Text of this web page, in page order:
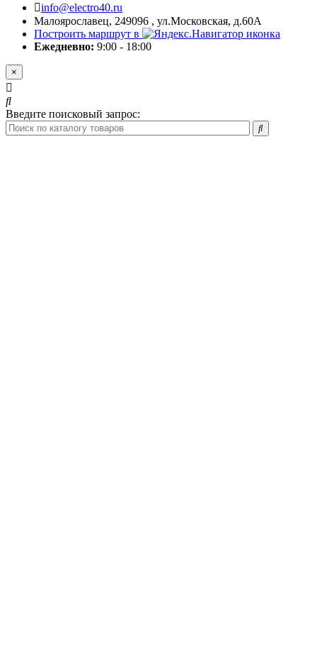
info@electro40.ru
Малоярославец, 249096 , ул.Московская, д.60А
Построить маршрут в
Ежедневно: 9:00 - 18:00
×
Введите поисковый запрос: